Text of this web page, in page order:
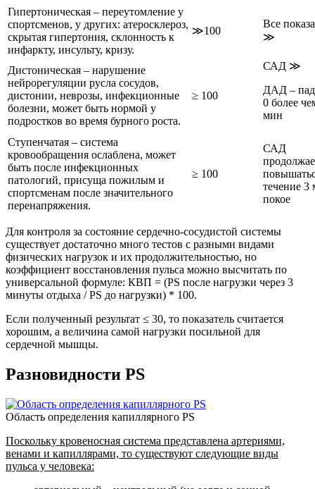
Гипертоническая – переутомление у
спортсменов, у других: атеросклероз,
скрытая гипертония, склонность к
инфаркту, инсульту, кризу.
≫100
Все
≫
Дистоническая – нарушение
нейрорегуляции русла сосудов,
дистонии, неврозы, инфекционные
болезни, может быть нормой у
подростков во время бурного роста.
≥ 100
САД ≫
ДАД –
0 более
мин
Ступенчатая – система
кровообращения ослаблена, может
быть после инфекционных
патологий, присуща пожилым и
спортсменам после значительного
перенапряжения.
≥ 100
САД
течение 3
покое
Для контроля за состояние сердечно-сосудистой системы
существует достаточно много тестов с разными видами
физических нагрузок и их продолжительностью, но
коэффициент восстановления пульса можно высчитать по
универсальной формуле: КВП = (PS после нагрузки через 3
минуты отдыха / PS до нагрузки) * 100.
Если полученный результат ≤ 30, то показатель считается
хорошим, а величина самой нагрузки посильной для
сердечной мышцы.
Разновидности PS
Область определения капиллярного PS
Поскольку кровеносная система представлена артериями,
венами и капиллярами, то существуют следующие виды
пульса у человека: